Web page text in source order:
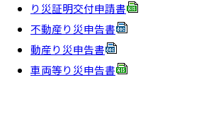
り災証明交付申請書
不動産り災申告書
動産り災申告書
車両等り災申告書